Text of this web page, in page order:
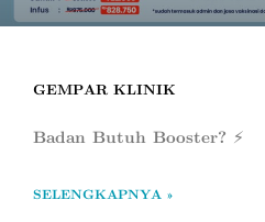
GEMPAR KLINIK
Badan Butuh Booster? ⚡
SELENGKAPNYA »